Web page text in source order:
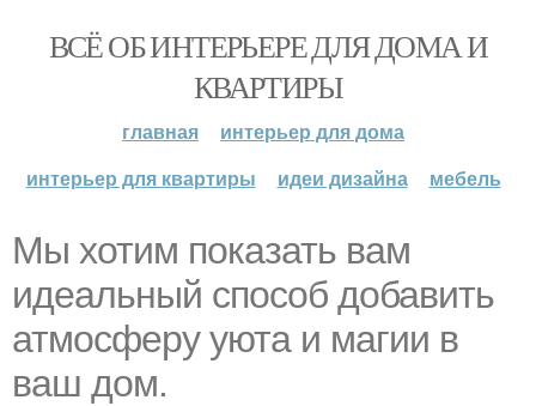
ВСЁ ОБ ИНТЕРЬЕРЕ ДЛЯ ДОМА И
КВАРТИРЫ
главная
интерьер для дома
интерьер для квартиры
идеи дизайна мебель
Мы хотим показать вам
идеальный способ добавить
атмосферу уюта и магии в
ваш дом.